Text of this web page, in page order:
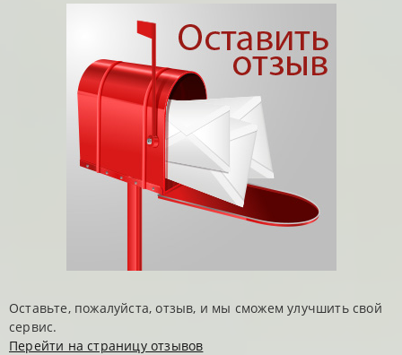
Оставьте, пожалуйста, отзыв, и мы сможем улучшить свой
сервис.
Перейти на страницу отзывов